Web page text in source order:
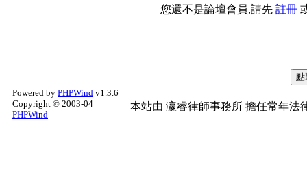
您還不是論壇會員,請先 註冊
Powered by PHPWind v1.3.6
Copyright © 2003-04
PHPWind
本站由 瀛睿律師事務所 擔任常年法